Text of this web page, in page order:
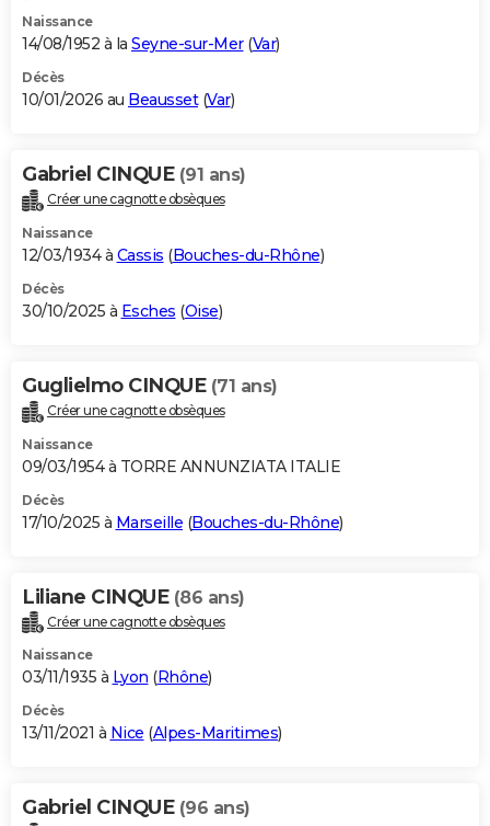
Dictionnaire
Biographies
Citations
Expressions
Proverbes
PROGRAMME TV
S'inscrire
Se connecter
Lycées
Collèges
Primaires
Universités
Entreprises
Service militaire
Avis de recherche
AVIS DE DÉCÈS
Bricolage
Lifestyle
Culture
Sport
Auto
Television
Voyage
Cinema
Naissance
14/08/1952 à la Seyne-sur-Mer(Var)
Décès
10/01/2026 au Beausset(Var)
Gabriel CINQUE (91 ans)
Créer une cagnotte obsèques
Naissance
12/03/1934 à Cassis (Bouches-du-Rhône)
Décès
30/10/2025 à Esches (Oise)
Guglielmo CINQUE (71 ans)
Créer une cagnotte obsèques
Naissance
09/03/1954 à TORRE ANNUNZIATA ITALIE
Décès
17/10/2025 à Marseille (Bouches-du-Rhône)
Liliane CINQUE (86 ans)
Créer une cagnotte obsèques
Naissance
03/11/1935 à Lyon (Rhône)
Décès
13/11/2021 à Nice (Alpes-Maritimes)
Gabriel CINQUE (96 ans)